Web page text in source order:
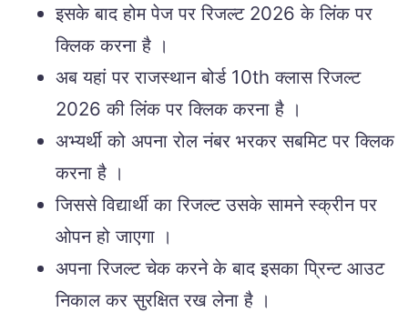
इसके बाद होम पेज पर रिजल्ट 2026 के लिंक पर
क्लिक करना है ।
अब यहां पर राजस्थान बोर्ड 10th क्लास रिजल्ट
2026 की लिंक पर क्लिक करना है ।
अभ्यर्थी को अपना रोल नंबर भरकर सबमिट पर क्लिक
करना है ।
जिससे विद्यार्थी का रिजल्ट उसके सामने स्क्रीन पर
ओपन हो जाएगा ।
अपना रिजल्ट चेक करने के बाद इसका प्रिन्ट आउट
निकाल कर सुरक्षित रख लेना है ।